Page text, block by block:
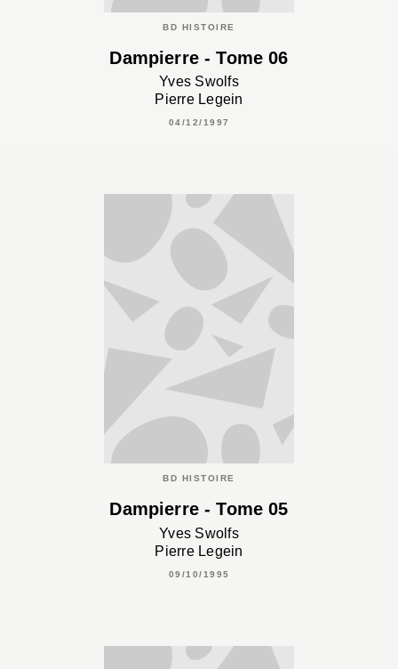
BD HISTOIRE
Dampierre - Tome 06
Yves Swolfs
Pierre Legein
04/12/1997
BD HISTOIRE
Dampierre - Tome 05
Yves Swolfs
Pierre Legein
09/10/1995